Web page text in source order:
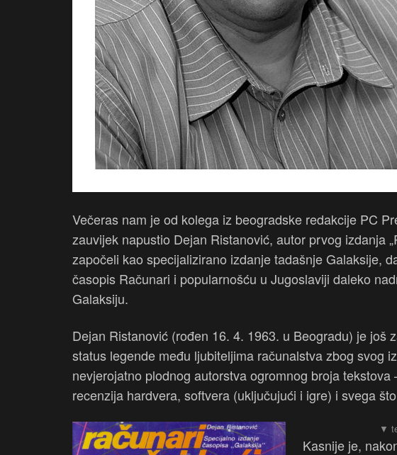
Večeras nam je od kolega iz beogradske redakcije PC
zauvijek napustio Dejan Ristanović, autor prvog izdanja
započeli kao specijalizirano izdanje tadašnje Galaksije,
časopis Računari i popularnošću u Jugoslaviji daleko
Galaksiju.
Dejan Ristanović (rođen 16. 4. 1963. u Beogradu) je još
status legende među ljubiteljima računalstva zbog svog
nevjerojatno plodnog autorstva ogromnog broja
recenzija hardvera, softvera (uključujući i igre) i svega
Kasnije je,